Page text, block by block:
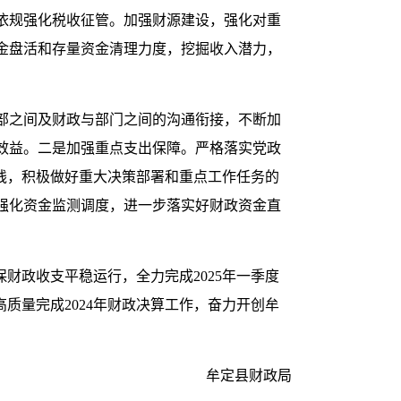
规强化税收征管。加强财源建设，强化对重
活和存量资金清理力度，挖掘收入潜力，
间及财政与部门之间的沟通衔接，不断加
益。二是加强重点支出保障。严格落实党政
积极做好重大决策部署和重点工作任务的
资金监测调度，进一步落实好财政资金直
政收支平稳运行，全力完成2025年一季度
量完成2024年财政决算工作，奋力开创牟
牟定县财政局